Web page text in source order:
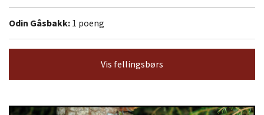
Odin Gåsbakk: 1 poeng
Vis fellingsbørs